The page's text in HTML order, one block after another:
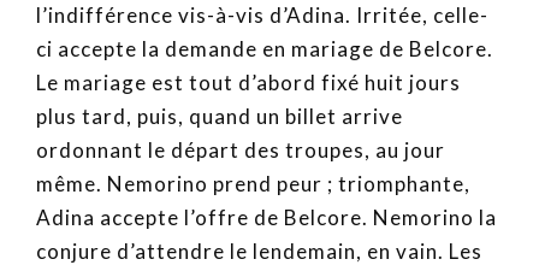
l’indifférence vis-à-vis d’Adina. Irritée, celle-
ci accepte la demande en mariage de Belcore.
Le mariage est tout d’abord fixé huit jours
plus tard, puis, quand un billet arrive
ordonnant le départ des troupes, au jour
même. Nemorino prend peur ; triomphante,
Adina accepte l’offre de Belcore. Nemorino la
conjure d’attendre le lendemain, en vain. Les